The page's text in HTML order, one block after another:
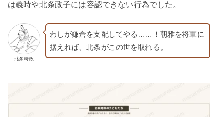
は義時や北条政子には容認できない行為でした。
北条時政
わしが鎌倉を支配してやる……！朝雅を将軍に
据えれば、北条がこの世を取れる。